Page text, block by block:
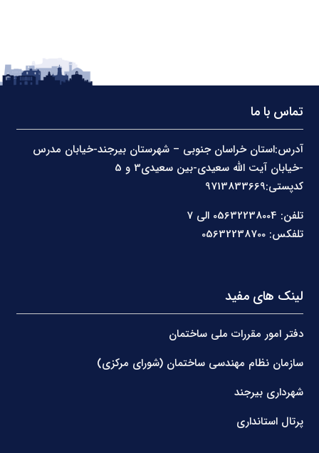
تماس با ما
آدرس:استان خراسان جنوبی – شهرستان بیرجند-خیابان مدرس
کدپستی:9713833669
تلفن: 05632238004 الی 7
تلفکس: 05632238700
لینک های مفید
دفتر امور مقررات ملی ساختمان
سازمان نظام مهندسی ساختمان (شورای مرکزی)
شهرداری بیرجند
پرتال استانداری